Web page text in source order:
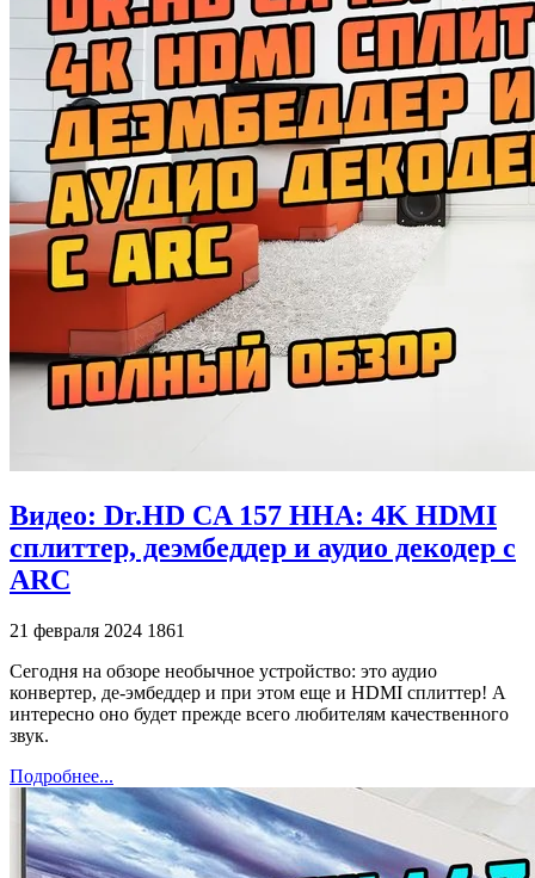
Видео: Dr.HD CA 157 HHA: 4K HDMI
сплиттер, деэмбеддер и аудио декодер с
ARC
21 февраля 2024 1861
Сегодня на обзоре необычное устройство: это аудио
конвертер, де-эмбеддер и при этом еще и HDMI сплиттер! А
интересно оно будет прежде всего любителям качественного
звук.
Подробнее...